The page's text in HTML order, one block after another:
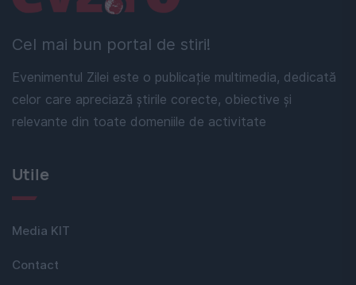
Cel mai bun portal de stiri!
Evenimentul Zilei este o publicație multimedia, dedicată
celor care apreciază știrile corecte, obiective și
relevante din toate domeniile de activitate
Utile
Media KIT
Contact